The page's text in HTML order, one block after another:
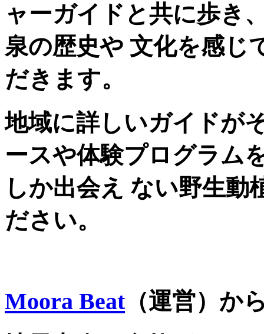
ャーガイドと共に歩き
泉の歴史や 文化を感じ
だきます。
地域に詳しいガイドが
ースや体験プログラム
しか出会え ない野生動
ださい。
Moora Beat（運営）か